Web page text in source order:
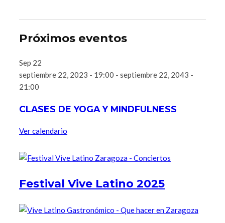
Próximos eventos
Sep 22
septiembre 22, 2023 - 19:00 - septiembre 22, 2043 -
21:00
CLASES DE YOGA Y MINDFULNESS
Ver calendario
Festival Vive Latino 2025